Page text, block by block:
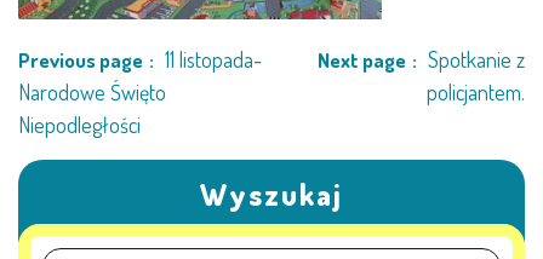
Previous page
11 listopada-
Narodowe Święto
Niepodległości
Next page
Spotkanie z
policjantem.
Wyszukaj